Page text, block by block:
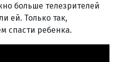
больше телезрителей
ей. Только так,
спасти ребенка.